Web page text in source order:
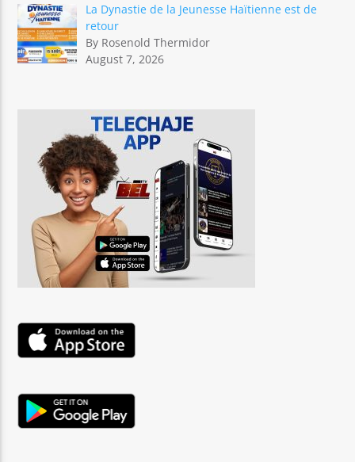
La Dynastie de la Jeunesse Haïtienne est de
retour
By Rosenold Thermidor
August 7, 2026